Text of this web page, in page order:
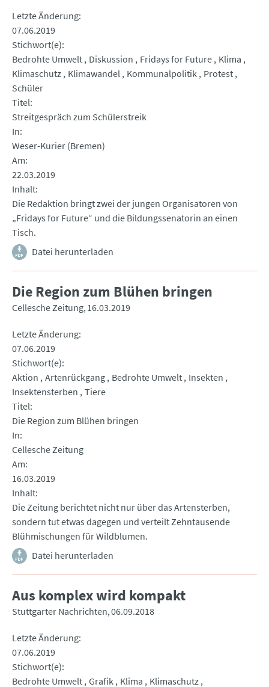
Letzte Änderung
07.06.2019
Stichwort(e)
Bedrohte Umwelt Diskussion Fridays for Future Klima
Klimaschutz Klimawandel Kommunalpolitik Protest
Schüler
Titel
Streitgespräch zum Schülerstreik
In
Weser-Kurier (Bremen)
Am
22.03.2019
Inhalt
Die Redaktion bringt zwei der jungen Organisatoren von
„Fridays for Future“ und die Bildungssenatorin an einen
Tisch.
Datei herunterladen
Die Region zum Blühen bringen
Cellesche Zeitung 16.03.2019
Letzte Änderung
07.06.2019
Stichwort(e)
Aktion Artenrückgang Bedrohte Umwelt Insekten
Insektensterben Tiere
Titel
Die Region zum Blühen bringen
In
Cellesche Zeitung
Am
16.03.2019
Inhalt
Die Zeitung berichtet nicht nur über das Artensterben,
sondern tut etwas dagegen und verteilt Zehntausende
Blühmischungen für Wildblumen.
Datei herunterladen
Aus komplex wird kompakt
Stuttgarter Nachrichten 06.09.2018
Letzte Änderung
07.06.2019
Stichwort(e)
Bedrohte Umwelt Grafik Klima
Klimaschutz